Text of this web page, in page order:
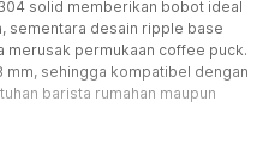
solid memberikan bobot ideal
sementara desain ripple base
merusak permukaan coffee puck.
mm, sehingga kompatibel dengan
barista rumahan maupun